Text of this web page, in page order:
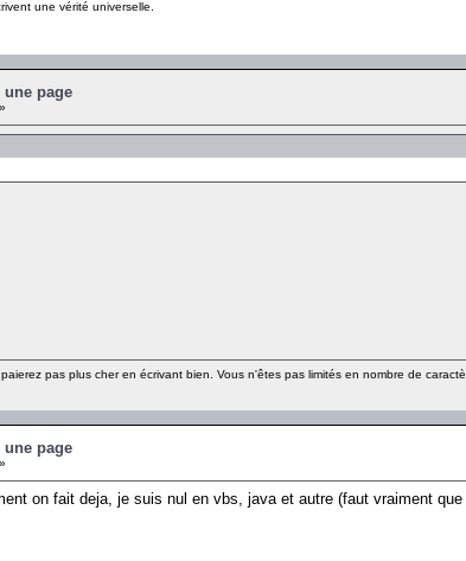
une vérité universelle.
page
pas plus cher en écrivant bien. Vous n'êtes pas limités en nombre de
page
on fait deja, je suis nul en vbs, java et autre (faut vraiment que